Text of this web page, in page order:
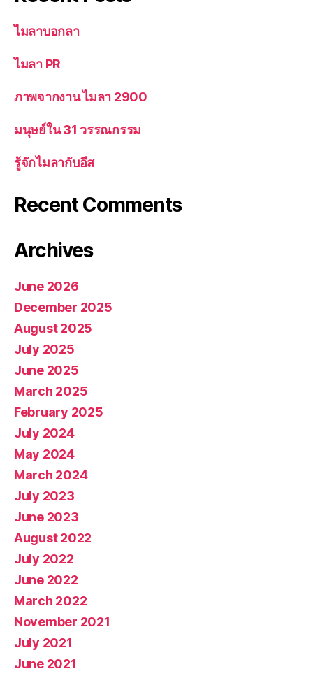
ไมลาบอกลา
ไมลา PR
ภาพจากงาน ไมลา 2900
มนุษย์ใน 31 วรรณกรรม
รู้จักไมลากับอีส
Recent Comments
Archives
June 2026
December 2025
August 2025
July 2025
June 2025
March 2025
February 2025
July 2024
May 2024
March 2024
July 2023
June 2023
August 2022
July 2022
June 2022
March 2022
November 2021
July 2021
June 2021